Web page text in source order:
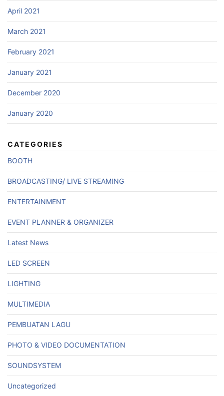
April 2021
March 2021
February 2021
January 2021
December 2020
January 2020
CATEGORIES
BOOTH
BROADCASTING/ LIVE STREAMING
ENTERTAINMENT
EVENT PLANNER & ORGANIZER
Latest News
LED SCREEN
LIGHTING
MULTIMEDIA
PEMBUATAN LAGU
PHOTO & VIDEO DOCUMENTATION
SOUNDSYSTEM
Uncategorized